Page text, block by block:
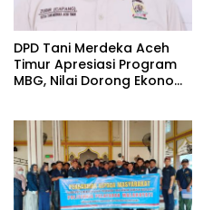
DPD Tani Merdeka Aceh
Timur Apresiasi Program
MBG, Nilai Dorong Ekonomi